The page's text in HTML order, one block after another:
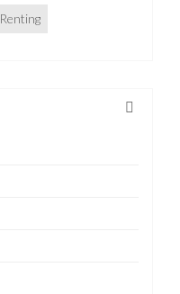
Renting